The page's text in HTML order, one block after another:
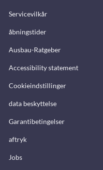
Servicevilkår
åbningstider
Ausbau-Ratgeber
Accessibility statement
Cookieindstillinger
data beskyttelse
Garantibetingelser
aftryk
Jobs